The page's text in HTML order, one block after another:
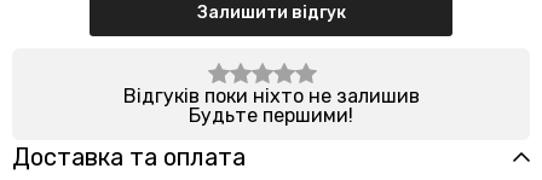
Залишити відгук
Відгуків поки ніхто не залишив
Будьте першими!
Доставка та оплата